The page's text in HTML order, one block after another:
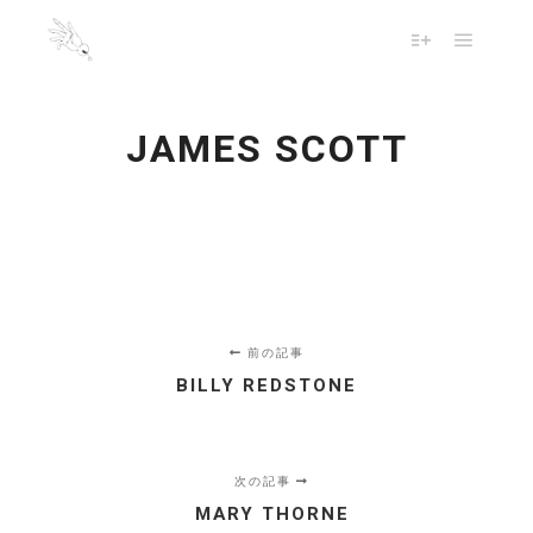
JAMES SCOTT
前の記事
BILLY REDSTONE
次の記事
MARY THORNE